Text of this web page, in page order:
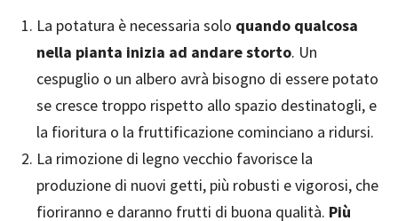
La potatura è necessaria solo quando qualcosa
nella pianta inizia ad andare storto. Un
cespuglio o un albero avrà bisogno di essere potato
se cresce troppo rispetto allo spazio destinatogli, e
la fioritura o la fruttificazione cominciano a ridursi.
La rimozione di legno vecchio favorisce la
produzione di nuovi getti, più robusti e vigorosi, che
fioriranno e daranno frutti di buona qualità. Più